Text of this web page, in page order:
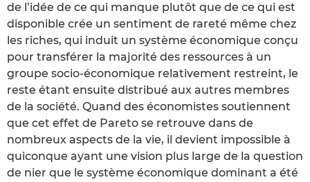
de l’idée de ce qui manque plutôt que de ce qui est
disponible crée un sentiment de rareté même chez
les riches, qui induit un système économique conçu
pour transférer la majorité des ressources à un
groupe socio-économique relativement restreint, le
reste étant ensuite distribué aux autres membres
de la société. Quand des économistes soutiennent
que cet effet de Pareto se retrouve dans de
nombreux aspects de la vie, il devient impossible à
quiconque ayant une vision plus large de la question
de nier que le système économique dominant a été